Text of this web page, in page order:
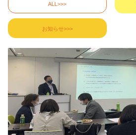
ALL>>>
お知らせ>>>